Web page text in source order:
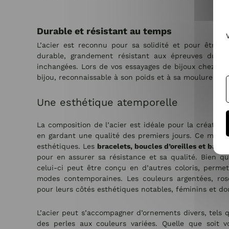
Durable et résistant au temps
L’acier est reconnu pour sa solidité et pour être
durable, grandement résistant aux épreuves du
inchangées. Lors de vos essayages de bijoux chez
bijou, reconnaissable à son poids et à sa moulure.
Une esthétique atemporelle
La composition de l’acier est idéale pour la
en gardant une qualité des premiers jours. Ce
esthétiques. Les bracelets, boucles d’oreilles et bagues
pour en assurer sa résistance et sa qualité. Bien
celui-ci peut être conçu en d’autres coloris,
modes contemporaines. Les couleurs argentées,
pour leurs côtés esthétiques notables, féminins et
L’acier peut s’accompagner d’ornements divers,
des perles aux couleurs variées. Quelle que soit